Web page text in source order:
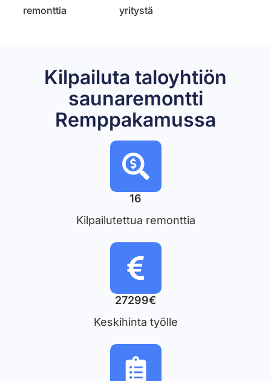
remonttia
yritystä
Kilpailuta taloyhtiön
saunaremontti
Remppakamussa
16
Kilpailutettua remonttia
27299€
Keskihinta työlle